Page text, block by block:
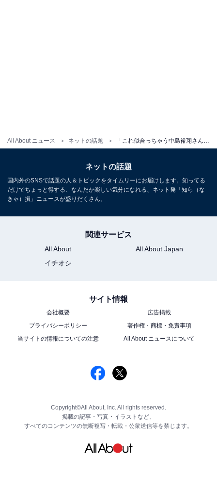
All About ニュース ネットの話題
ネットの話題
国内外のSNSで話題の人＆トピックをタイムリーにお届けします。知ってる
だけでちょっと得する、なんだか楽しい気分になれる、ネット発「知ら（な
きゃ）損」ニュースが盛りだくさん。
関連サービス
All About
All About Japan
イチオシ
サイト情報
会社概要
広告掲載
プライバシーポリシー
著作権・商標・免責事項
当サイトの情報についての注意
All About ニュースについて
Copyright©All About, Inc. All rights reserved.
掲載の記事・写真・イラストなど、
すべてのコンテンツの無断複写・転載・公衆送信等を禁じます。